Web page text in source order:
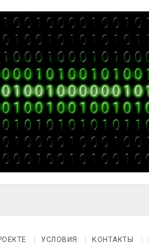
УСЛОВИЯ КОНТАКТЫ